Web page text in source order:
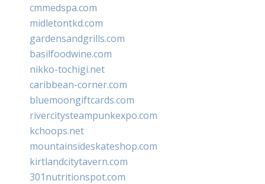
cmmedspa.com
midletontkd.com
gardensandgrills.com
basilfoodwine.com
nikko-tochigi.net
caribbean-corner.com
bluemoongiftcards.com
rivercitysteampunkexpo.com
kchoops.net
mountainsideskateshop.com
kirtlandcitytavern.com
301nutritionspot.com